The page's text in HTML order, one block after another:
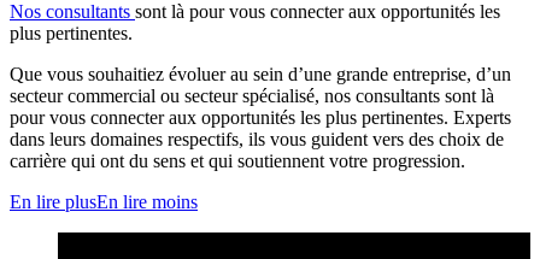
Nos consultants sont là pour vous connecter aux opportunités les
plus pertinentes.
Que vous souhaitiez évoluer au sein d’une grande entreprise, d’un
secteur commercial ou secteur spécialisé, nos consultants sont là
pour vous connecter aux opportunités les plus pertinentes. Experts
dans leurs domaines respectifs, ils vous guident vers des choix de
carrière qui ont du sens et qui soutiennent votre progression.
En lire plusEn lire moins